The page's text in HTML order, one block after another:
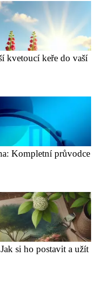
kvetoucí keře do vaší
Kompletní průvodce
si ho postavit a užít